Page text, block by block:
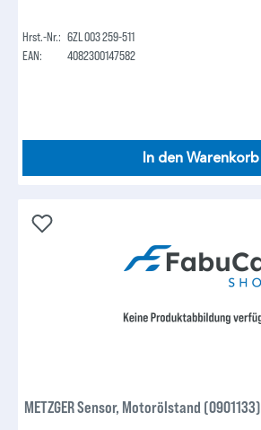
Hrst.-Nr.: 6ZL 003 259-511
EAN:
4082300147582
In den Warenkorb
METZGER Sensor, Motorölstand (0901133)